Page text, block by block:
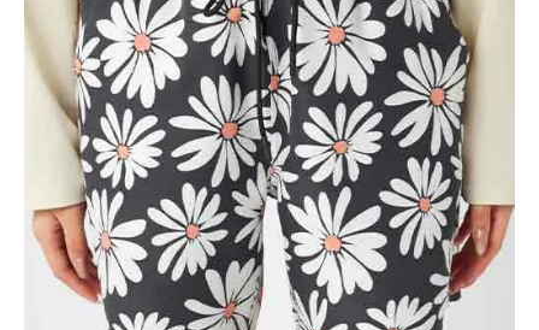
ブランドから選ぶ
SALE品はこちら
INFORMATIOM
ご利用ガイド
お問い合わせ
メルマガ登録